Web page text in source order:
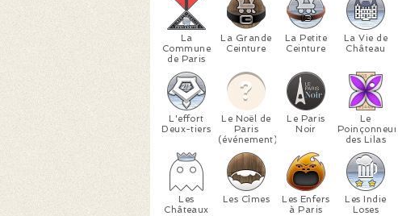
La
Commune
de Paris
La Grande
Ceinture
La Petite
Ceinture
La Vie de
Château
L'effort
Deux-tiers
Le Noël de
Paris
(événement)
Le Paris
Noir
Le
Poinçonneur
des Lilas
Les
Châteaux
Les Cîmes
Les Enfers
à Paris
Les Indie
Loses